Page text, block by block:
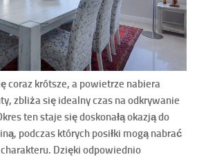
coraz krótsze, a powietrze nabiera
zbliża się idealny czas na odkrywanie
ten staje się doskonałą okazją do
podczas których posiłki mogą nabrać
Dzięki odpowiednio